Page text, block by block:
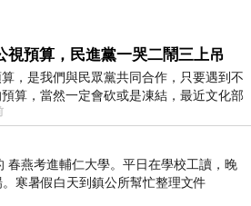
視預算，民進黨一哭二鬧三上吊
，是我們與民眾黨共同合作，只要遇到不
算，當然一定會砍或是凍結，最近文化部
視和Taiwan plus預算，在110年
春燕考進輔仁大學。平日在學校工讀，晚
。寒暑假白天到鎮公所幫忙整理文件